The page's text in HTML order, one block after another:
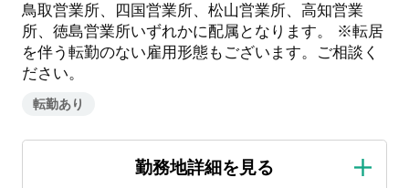
鳥取営業所、四国営業所、松山営業所、高知営業
所、徳島営業所いずれかに配属となります。 ※転居
を伴う転勤のない雇用形態もございます。ご相談く
ださい。
転勤あり